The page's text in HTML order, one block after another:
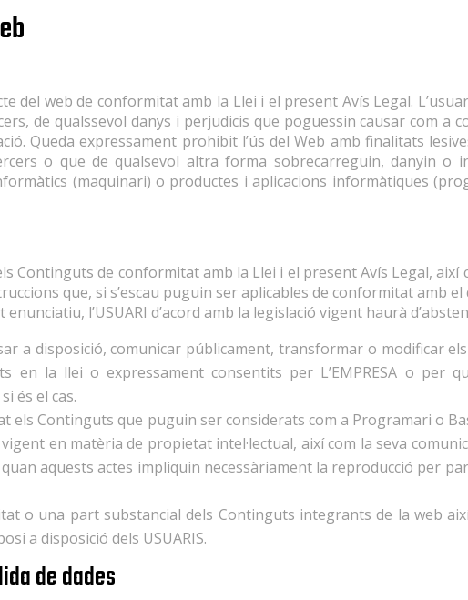
del web de conformitat amb la Llei i el present Avís Legal.
de qualssevol danys i perjudicis que poguessin causar com a
Queda expressament prohibit l’ús del Web amb finalitats
o que de qualsevol altra forma sobrecarreguin, danyin o
(maquinari) o productes i aplicacions informàtiques
Continguts de conformitat amb la Llei i el present Avís Legal, així
que, si s’escau puguin ser aplicables de conformitat amb el
l’USUARI d’acord amb la legislació vigent haurà
a disposició, comunicar públicament, transformar o modificar
en la llei o expressament consentits per L’EMPRESA o per
és el cas.
els Continguts que puguin ser considerats com a Programari o
en matèria de propietat intel·lectual, així com la seva
aquests actes impliquin necessàriament la reproducció per
o una part substancial dels Continguts integrants de la web
a disposició dels USUARIS.
de dades